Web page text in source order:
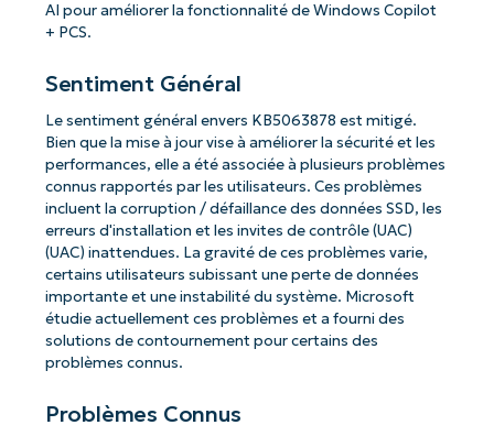
AI pour améliorer la fonctionnalité de Windows Copilot
+ PCS.
Sentiment Général
Le sentiment général envers KB5063878 est mitigé.
Bien que la mise à jour vise à améliorer la sécurité et les
performances, elle a été associée à plusieurs problèmes
connus rapportés par les utilisateurs. Ces problèmes
incluent la corruption / défaillance des données SSD, les
erreurs d'installation et les invites de contrôle (UAC)
(UAC) inattendues. La gravité de ces problèmes varie,
certains utilisateurs subissant une perte de données
importante et une instabilité du système. Microsoft
étudie actuellement ces problèmes et a fourni des
solutions de contournement pour certains des
problèmes connus.
Problèmes Connus